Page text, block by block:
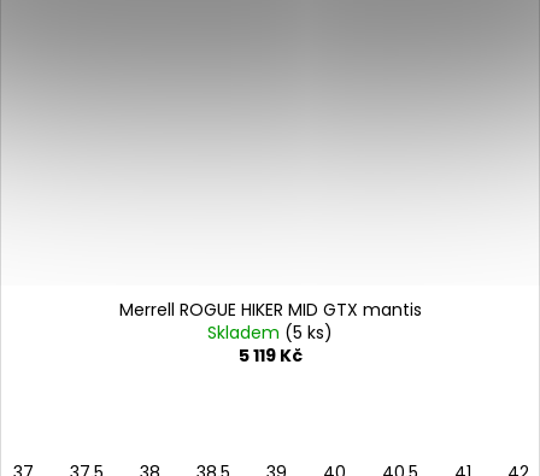
Merrell ROGUE HIKER MID GTX mantis
Skladem (5 ks)
5 119 Kč